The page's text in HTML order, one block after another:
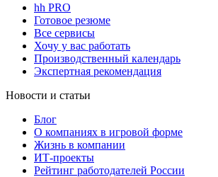
hh PRO
Готовое резюме
Все сервисы
Хочу у вас работать
Производственный календарь
Экспертная рекомендация
Новости и статьи
Блог
О компаниях в игровой форме
Жизнь в компании
ИТ-проекты
Рейтинг работодателей России